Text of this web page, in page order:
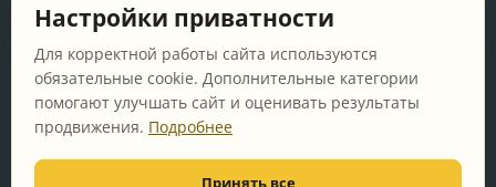
сайте носит информационный характер и не
является публичной офертой, определяемой
положениями Статьи 437 ГК РФ.
Перед оформлением заказа уточняйте
актуальную цену у менеджера по телефону.
Настройки приватности
Для корректной работы сайта используются
обязательные cookie. Дополнительные категории
помогают улучшать сайт и оценивать результаты
продвижения. Подробнее
Принять все